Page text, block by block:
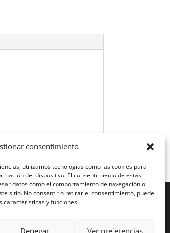
consentimiento
utilizamos tecnologías como las cookies para
del dispositivo. El consentimiento de estas
datos como el comportamiento de navegación o
sitio. No consentir o retirar el consentimiento, puede
características y funciones.
Denegar Ver preferencias